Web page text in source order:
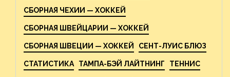
СБОРНАЯ ЧЕХИИ — ХОККЕЙ
СБОРНАЯ ШВЕЙЦАРИИ — ХОККЕЙ
СБОРНАЯ ШВЕЦИИ — ХОККЕЙ СЕНТ-ЛУИС БЛЮЗ
СТАТИСТИКА ТАМПА-БЭЙ ЛАЙТНИНГ ТЕННИС